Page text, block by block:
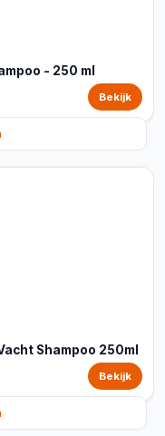
- 250 ml
Bekijk
Shampoo 250ml
Bekijk